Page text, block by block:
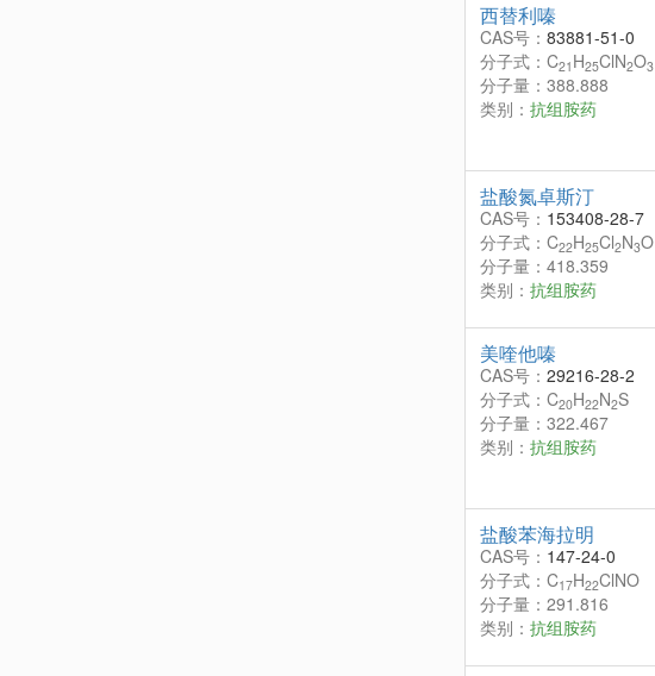
西替利嗪
CAS号： 83881-51-0
分子式：C21 H25ClN2O3
分子量：388.888
类别： 抗组胺药
盐酸氮卓斯汀
CAS号： 153408-28-7
分子式：C22H25Cl2N3O
分子量：418.359
类别： 抗组胺药
美喹他嗪
CAS号： 29216-28-2
分子式：C20H22N2S
分子量：322.467
类别： 抗组胺药
盐酸苯海拉明
CAS号： 147-24-0
分子式：C17H22ClNO
分子量：291.816
类别： 抗组胺药